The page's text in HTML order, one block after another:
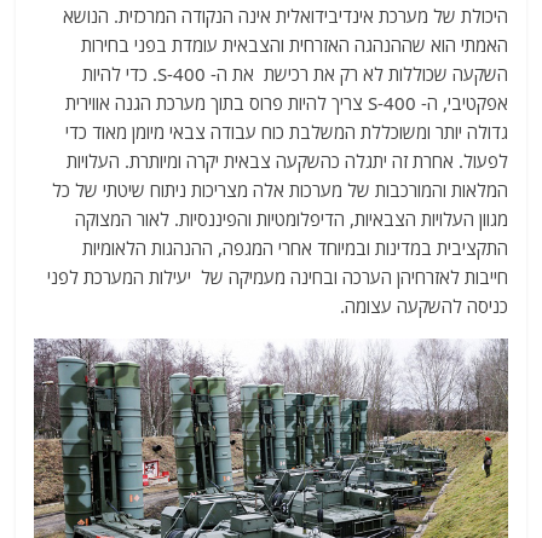
היכולת של מערכת אינדיבידואלית אינה הנקודה המרכזית. הנושא
האמתי הוא שההנהגה האזרחית והצבאית עומדת בפני בחירות
השקעה שכוללות לא רק את רכישת את ה- S-400. כדי להיות
אפקטיבי, ה- S-400 צריך להיות פרוס בתוך מערכת הגנה אווירית
גדולה יותר ומשוכללת המשלבת כוח עבודה צבאי מיומן מאוד כדי
לפעול. אחרת זה יתגלה כהשקעה צבאית יקרה ומיותרת. העלויות
המלאות והמורכבות של מערכות אלה מצריכות ניתוח שיטתי של כל
מגוון העלויות הצבאיות, הדיפלומטיות והפיננסיות. לאור המצוקה
התקציבית במדינות ובמיוחד אחרי המגפה, ההנהגות הלאומיות
חייבות לאזרחיהן הערכה ובחינה מעמיקה של יעילות המערכת לפני
כניסה להשקעה עצומה.